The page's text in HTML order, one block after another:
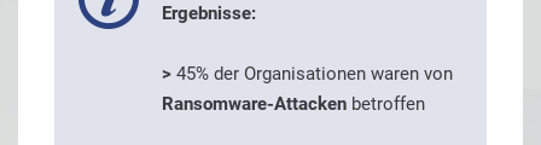
Ergebnisse:
> 45% der Organisationen waren von
Ransomware-Attacken betroffen